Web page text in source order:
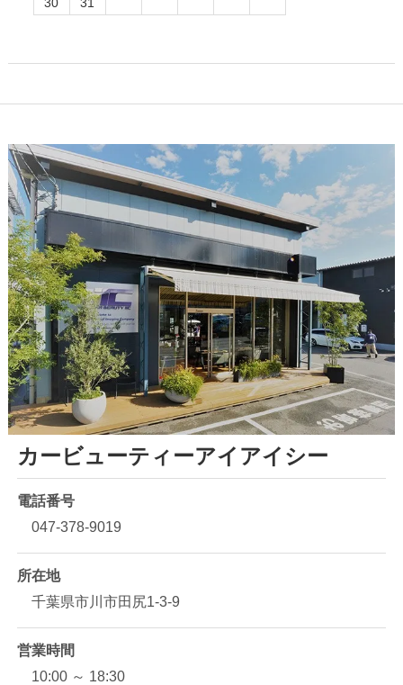
カービューティーアイアイシー
電話番号
047-378-9019
所在地
千葉県市川市田尻1-3-9
営業時間
10:00 ～ 18:30